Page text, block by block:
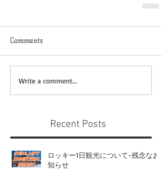
Comments
Write a comment...
Recent Posts
ロッキー1日観光について-残念なお
知らせ